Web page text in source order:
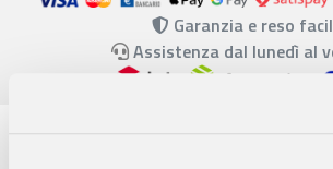
Garanzia e reso
Assistenza dal lunedì al